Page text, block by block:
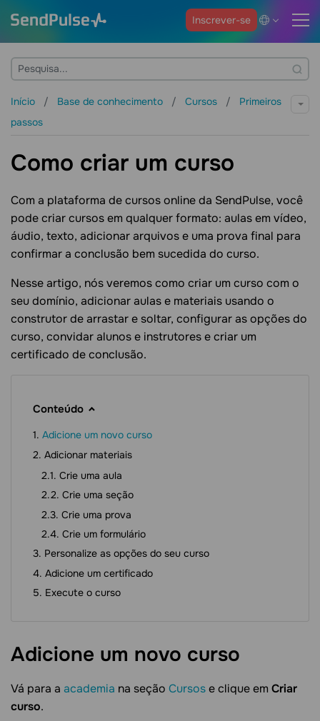
Inscrever-se
Início Base de conhecimento Cursos
Primeiros
passos
Como criar um curso
Com a plataforma de cursos online da SendPulse, você
pode criar cursos em qualquer formato: aulas em vídeo,
áudio, texto, adicionar arquivos e uma prova final para
confirmar a conclusão bem sucedida do curso.
Nesse artigo, nós veremos como criar um curso com o
seu domínio, adicionar aulas e materiais usando o
construtor de arrastar e soltar, configurar as opções do
curso, convidar alunos e instrutores e criar um
certificado de conclusão.
Conteúdo
Adicione um novo curso
Adicionar materiais
Crie uma aula
Crie uma seção
Crie uma prova
Crie um formulário
Personalize as opções do seu curso
Adicione um certificado
Execute o curso
Adicione um novo curso
Vá para a academia na seção Cursose clique em Criar
curso.